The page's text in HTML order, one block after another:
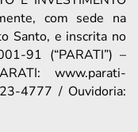
com sede na
Santo, e inscrita no
91 (“PARATI”) –
www.parati-
4777 / Ouvidoria: